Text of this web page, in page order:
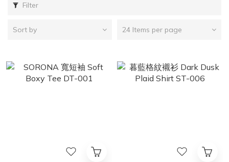
Filter
Sort by 24 Items per page